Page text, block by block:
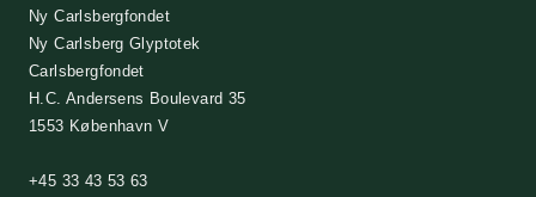
Ny Carlsbergfondet
Ny Carlsberg Glyptotek
Carlsbergfondet
H.C. Andersens Boulevard 35
1553 København V
+45 33 43 53 63